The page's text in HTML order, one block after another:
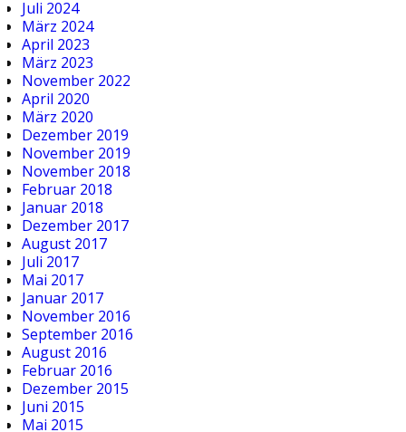
Juli 2024
März 2024
April 2023
März 2023
November 2022
April 2020
März 2020
Dezember 2019
November 2019
November 2018
Februar 2018
Januar 2018
Dezember 2017
August 2017
Juli 2017
Mai 2017
Januar 2017
November 2016
September 2016
August 2016
Februar 2016
Dezember 2015
Juni 2015
Mai 2015